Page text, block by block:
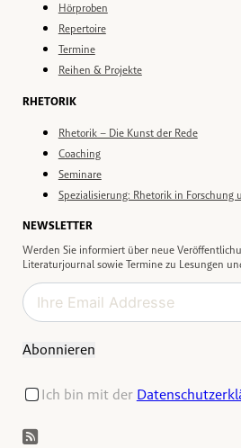
Hörproben
Repertoire
Termine
Reihen & Projekte
RHETORIK
Rhetorik – Die Kunst der Rede
Coaching
Seminare
Spezialisierung: Rhetorik in Forschung
NEWSLETTER
Werden Sie informiert über neue
Literaturjournal sowie Termine zu Lesungen
Abonnieren
Ich bin mit der